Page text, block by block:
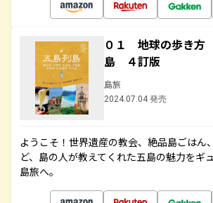
０１ 地球の歩き
島 ４訂版
島旅
2024.07.04 発売
ようこそ！世界遺産の教会、絶品島ごはん
ど、島の人が教えてくれた五島の魅力をギ
島旅へ。